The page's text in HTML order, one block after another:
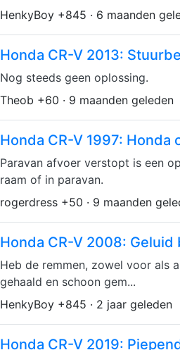
HenkyBoy +845 · 6 maanden
Honda CR-V 2013:
Nog steeds geen oplossing.
Theob +60 · 9 maanden geleden
Honda CR-V 1997: Honda
Paravan afvoer verstopt is een
raam of in paravan.
rogerdress +50 · 9 maanden
Honda CR-V 2008: Geluid
Heb de remmen, zowel voor als
gehaald en schoon gem...
HenkyBoy +845 · 2 jaar geleden
Honda CR-V 2019: